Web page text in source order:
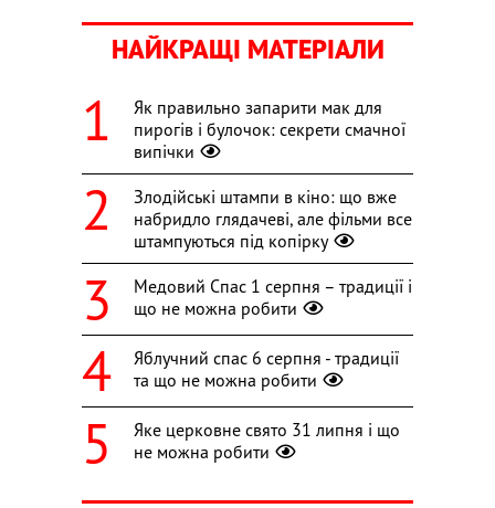
НАЙКРАЩІ МАТЕРІАЛИ
Як правильно запарити мак для
пирогів і булочок: секрети смачної
випічки
Злодійські штампи в кіно: що вже
набридло глядачеві, але фільми все
штампуються під копірку
Медовий Спас 1 серпня – традиції і
що не можна робити
Яблучний спас 6 серпня - традиції
та що не можна робити
Яке церковне свято 31 липня і що
не можна робити